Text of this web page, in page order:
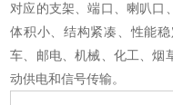
对应的支架、端口、喇叭口
体积小、结构紧凑、性能
车、邮电、机械、化工、烟
动供电和信号传输。